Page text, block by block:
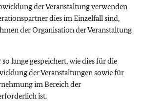
der Veranstaltung verwenden
dies im Einzelfall sind,
der Organisation der Veranstaltung
lange gespeichert, wie dies für die
der Veranstaltungen sowie für
im Bereich der
ist.